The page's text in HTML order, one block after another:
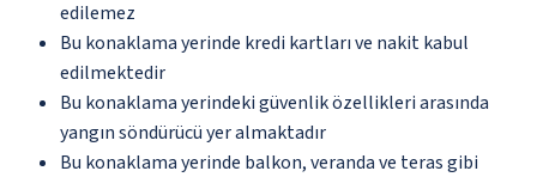
edilemez
Bu konaklama yerinde kredi kartları ve nakit kabul
edilmektedir
Bu konaklama yerindeki güvenlik özellikleri arasında
yangın söndürücü yer almaktadır
Bu konaklama yerinde balkon, veranda ve teras gibi